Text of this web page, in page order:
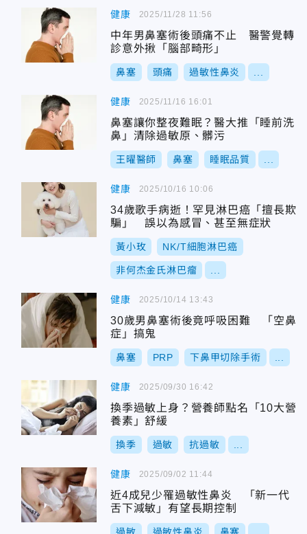
健康
中年男鼻塞術後頭痛不止 醫警覺轉
診意外揪「腦部畸形」
鼻塞 頭痛 過敏性鼻炎
2025/11/28 11:56
健康
鼻塞讓你整夜難眠？醫大推「睡前洗
鼻」清除過敏原、髒污
王曜醫師 鼻塞 睡眠品質
2025/11/16 16:01
健康
34歲歌手病逝！罕見淋巴癌「擅長欺
騙」 誤以為感冒、甚至無症狀
黃小玫 NK/T細胞淋巴癌
非何杰金氏淋巴瘤
2025/10/16 10:06
健康
30歲男鼻塞術後竟呼吸困難 「空鼻
症」搞鬼
鼻塞 PRP 下鼻甲切除手術
2025/10/14 13:43
健康
換季過敏上身？營養師點名「10大營
養素」舒緩
換季 過敏 抗過敏
2025/09/30 16:42
健康
近4成兒少罹過敏性鼻炎 「新一代
舌下減敏」有望長期控制
2025/09/02 11:44